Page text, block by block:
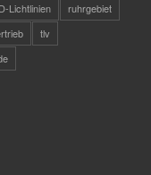
Lichtlinien
ruhrgebiet
tlv